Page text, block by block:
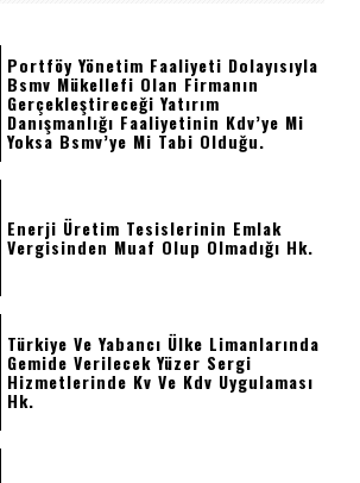
Portföy Yönetim Faaliyeti Dolayısıyla
Bsmv Mükellefi Olan Firmanın
Gerçekleştireceği Yatırım
Danışmanlığı Faaliyetinin Kdv’ye Mi
Yoksa Bsmv’ye Mi Tabi Olduğu.
Enerji Üretim Tesislerinin Emlak
Vergisinden Muaf Olup Olmadığı Hk.
Türkiye Ve Yabancı Ülke Limanlarında
Gemide Verilecek Yüzer Sergi
Hizmetlerinde Kv Ve Kdv Uygulaması
Hk.